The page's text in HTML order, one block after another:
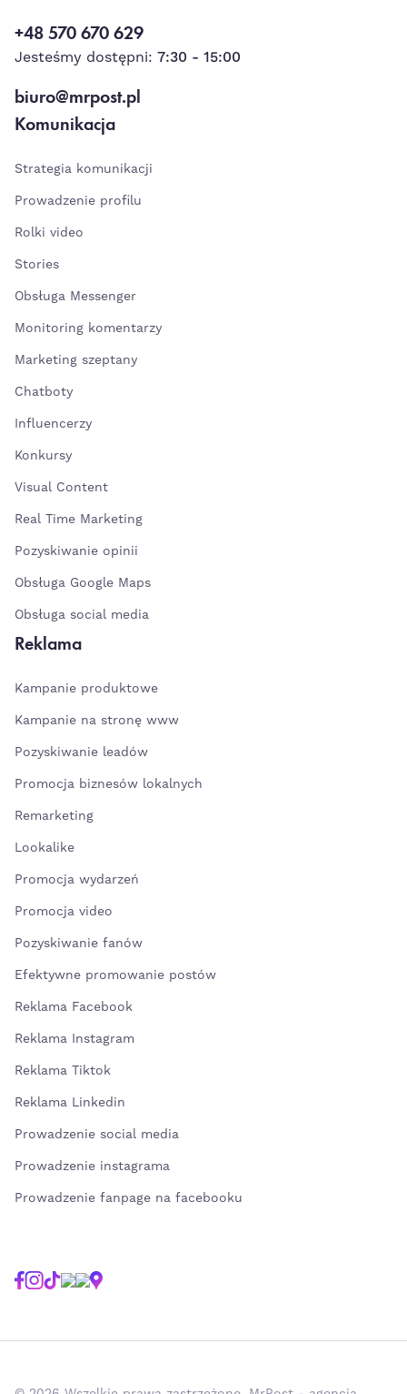
+48 570 670 629
Jesteśmy dostępni: 7:30 - 15:00
biuro@mrpost.pl
Komunikacja
Strategia komunikacji
Prowadzenie profilu
Rolki video
Stories
Obsługa Messenger
Monitoring komentarzy
Marketing szeptany
Chatboty
Influencerzy
Konkursy
Visual Content
Real Time Marketing
Pozyskiwanie opinii
Obsługa Google Maps
Obsługa social media
Reklama
Kampanie produktowe
Kampanie na stronę www
Pozyskiwanie leadów
Promocja biznesów lokalnych
Remarketing
Lookalike
Promocja wydarzeń
Promocja video
Pozyskiwanie fanów
Efektywne promowanie postów
Reklama Facebook
Reklama Instagram
Reklama Tiktok
Reklama Linkedin
Prowadzenie social media
Prowadzenie instagrama
Prowadzenie fanpage na facebooku